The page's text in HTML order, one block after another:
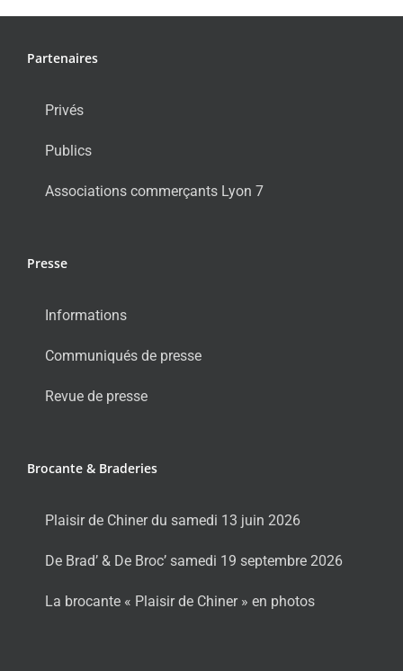
Partenaires
Privés
Publics
Associations commerçants Lyon 7
Presse
Informations
Communiqués de presse
Revue de presse
Brocante & Braderies
Plaisir de Chiner du samedi 13 juin 2026
De Brad’ & De Broc’ samedi 19 septembre 2026
La brocante « Plaisir de Chiner » en photos